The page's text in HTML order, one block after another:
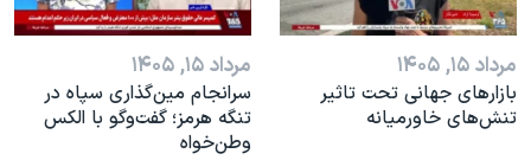
مرداد ۱۵, ۱۴۰۵
بازارهای جهانی تحت تاثیر
تنش‌های خاورمیانه
مرداد ۱۵, ۱۴۰۵
سرانجام مین‌گذاری‌ سپاه در
تنگه هرمز؛ گفت‌وگو با الکس
وطن‌خواه